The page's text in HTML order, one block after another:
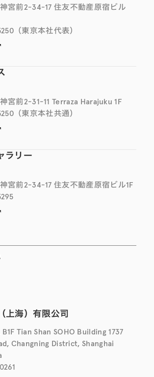
宮前2-34-17 住友不動産原宿ビル
（東京本社代表）
宮前2-31-11 Terraza Harajuku 1F
（東京本社共通）
ラリー
宮前2-34-17 住友不動産原宿ビル1F
上海）有限公司
Tian Shan SOHO Building 1737
Changning District, Shanghai